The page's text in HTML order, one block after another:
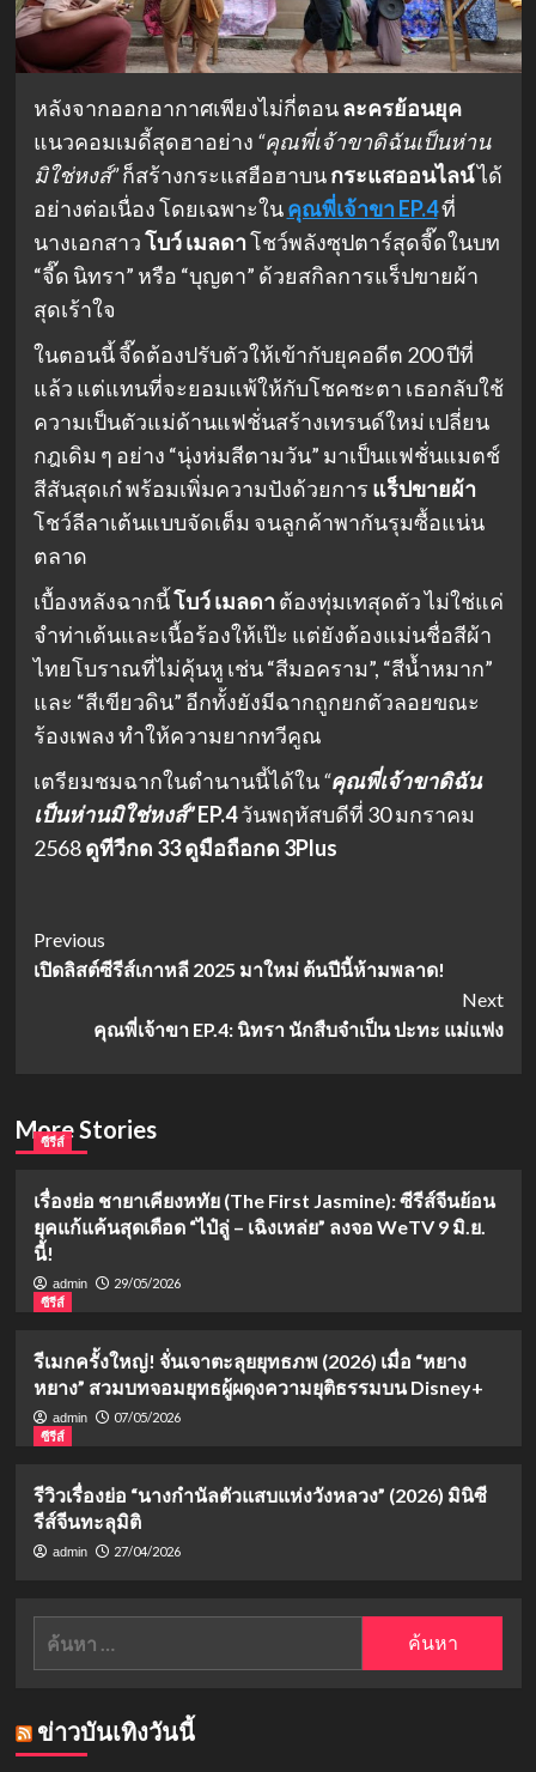
หลังจากออกอากาศเพียงไม่กี่ตอนละครย้อนยุค
แนวคอมเมดี้สุดฮาอย่าง “คุณพี่เจ้าขาดิฉันเป็นห่าน
มิใช่หงส์”ก็สร้างกระแสฮือฮาบนกระแสออนไลน์ได้
อย่างต่อเนื่อง โดยเฉพาะในคุณพี่เจ้าขา EP.4ที่
นางเอกสาวโบว์ เมลดาโชว์พลังซุปตาร์สุดจี๊ดในบท
“จี๊ด นิทรา” หรือ “บุญตา” ด้วยสกิลการแร็ปขายผ้า
สุดเร้าใจ
ในตอนนี้ จี๊ดต้องปรับตัวให้เข้ากับยุคอดีต 200 ปีที่
แล้ว แต่แทนที่จะยอมแพ้ให้กับโชคชะตา เธอกลับใช้
ความเป็นตัวแม่ด้านแฟชั่นสร้างเทรนด์ใหม่ เปลี่ยน
กฎเดิม ๆ อย่าง “นุ่งห่มสีตามวัน” มาเป็นแฟชั่นแมตช์
สีสันสุดเก๋ พร้อมเพิ่มความปังด้วยการ แร็ปขายผ้า
โชว์ลีลาเต้นแบบจัดเต็ม จนลูกค้าพากันรุมซื้อแน่น
ตลาด
เบื้องหลังฉากนี้โบว์ เมลดาต้องทุ่มเทสุดตัว ไม่ใช่แค่
จำท่าเต้นและเนื้อร้องให้เป๊ะ แต่ยังต้องแม่นชื่อสีผ้า
ไทยโบราณที่ไม่คุ้นหู เช่น “สีมอคราม”, “สีน้ำหมาก”
และ “สีเขียวดิน” อีกทั้งยังมีฉากถูกยกตัวลอยขณะ
ร้องเพลง ทำให้ความยากทวีคูณ
เตรียมชมฉากในตำนานนี้ได้ใน“คุณพี่เจ้าขาดิฉัน
เป็นห่านมิใช่หงส์”EP.4วันพฤหัสบดีที่ 30 มกราคม
2568ดูทีวีกด 33 ดูมือถือกด 3Plus
Post
Navigation
Previous
เปิดลิสต์ซีรีส์เกาหลี 2025 มาใหม่ ต้นปีนี้ห้ามพลาด!
Next
คุณพี่เจ้าขา EP.4: นิทรา นักสืบจำเป็น ปะทะ แม่แฟง
More Stories
ซีรีส์
เรื่องย่อ ชายาเคียงหทัย (The First Jasmine): ซีรีส์จีนย้อน
ยุคแก้แค้นสุดเดือด “ไป๋ลู่ – เฉิงเหล่ย” ลงจอ WeTV 9 มิ.ย.
นี้!
admin
29/05/2026
ซีรีส์
รีเมกครั้งใหญ่! จั่นเจาตะลุยยุทธภพ (2026) เมื่อ “หยาง
หยาง” สวมบทจอมยุทธผู้ผดุงความยุติธรรมบน Disney+
admin
07/05/2026
ซีรีส์
รีวิวเรื่องย่อ “นางกำนัลตัวแสบแห่งวังหลวง” (2026) มินิซี
รีส์จีนทะลุมิติ
admin 27/04/2026
ค้นหา
ข่าวบันเทิงวันนี้